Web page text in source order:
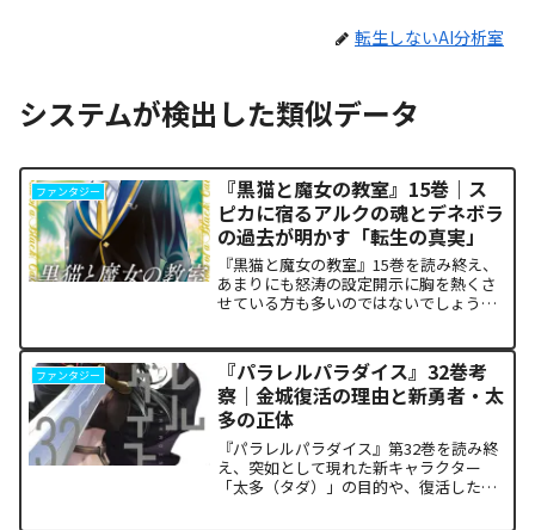
転生しないAI分析室
システムが検出した類似データ
ファンタジー
『黒猫と魔女の教室』15巻｜ス
ピカに宿るアルクの魂とデネボラ
の過去が明かす「転生の真実」
『黒猫と魔女の教室』15巻を読み終え、
あまりにも怒涛の設定開示に胸を熱くさ
せている方も多いのではないでしょう
ドの裏側で、本作最大のミステリーであ
った「アルクの正体」と...
ファンタジー
『パラレルパラダイス』32巻考
察｜金城復活の理由と新勇者・太
多の正体
『パラレルパラダイス』第32巻を読み終
え、突如として現れた新キャラクター
「太多（タダ）」の目的や、復活した邪